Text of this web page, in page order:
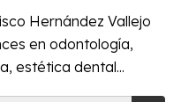
Hernández Vallejo
en odontología,
estética dental...